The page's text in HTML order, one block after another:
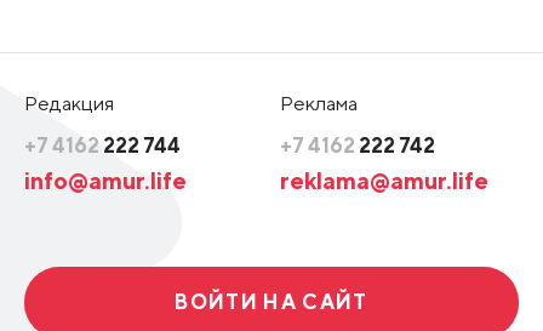
Редакция
+7 4162 222 744
info@amur.life
Реклама
+7 4162 222 742
reklama@amur.life
ВОЙТИ НА САЙТ